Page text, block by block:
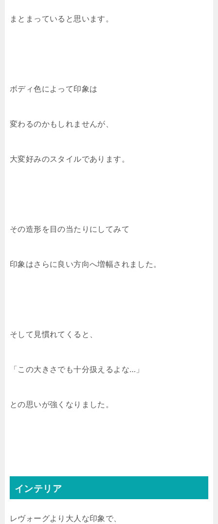
まとまっていると思います。
ボディ色によって印象は
変わるのかもしれませんが、
大変好みのスタイルであります。
その造形を目の当たりにしてみて
印象はさらに良い方向へ増幅されました。
そして見慣れてくると、
「この大きさでも十分扱えるよな…」
との思いが強くなりました。
インテリア
レヴォーグより大人な印象で、